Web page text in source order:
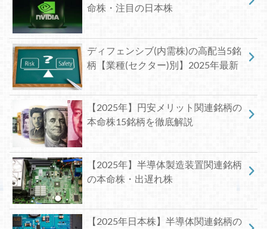
命株・注目の日本株
ディフェンシブ(内需株)の高配当5銘
柄【業種(セクター)別】2025年最新
【2025年】円安メリット関連銘柄の
本命株15銘柄を徹底解説
【2025年】半導体製造装置関連銘柄
の本命株・出遅れ株
【2025年日本株】半導体関連銘柄の